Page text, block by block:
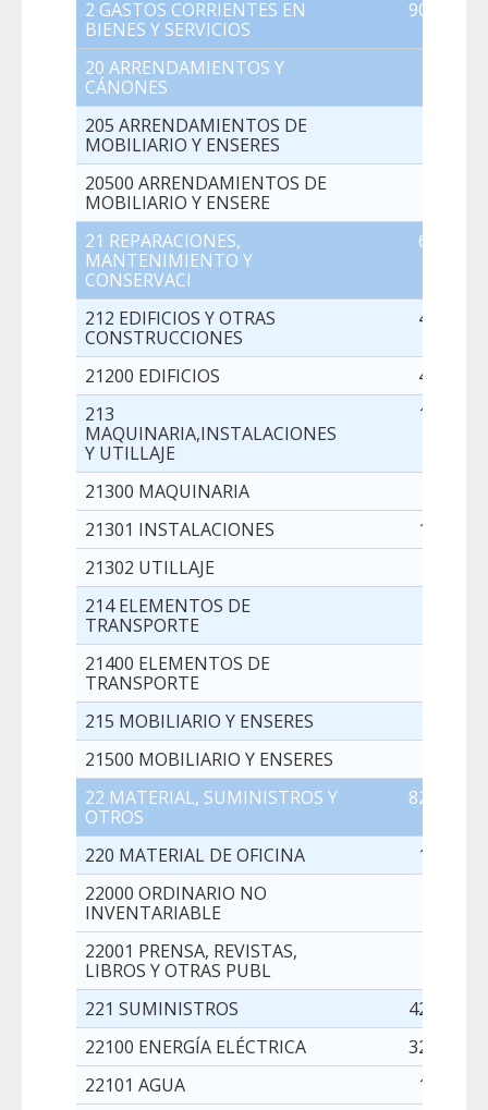
2 GASTOS CORRIENTES EN
BIENES Y SERVICIOS
20 ARRENDAMIENTOS Y
CÁNONES
205 ARRENDAMIENTOS DE
MOBILIARIO Y ENSERES
20500 ARRENDAMIENTOS DE
MOBILIARIO Y ENSERE
21 REPARACIONES,
MANTENIMIENTO Y
CONSERVACI
212 EDIFICIOS Y OTRAS
CONSTRUCCIONES
21200 EDIFICIOS
213
MAQUINARIA,INSTALACIONES
Y UTILLAJE
21300 MAQUINARIA
21301 INSTALACIONES
21302 UTILLAJE
214 ELEMENTOS DE
TRANSPORTE
21400 ELEMENTOS DE
TRANSPORTE
215 MOBILIARIO Y ENSERES
21500 MOBILIARIO Y ENSERES
22 MATERIAL, SUMINISTROS Y
OTROS
220 MATERIAL DE OFICINA
22000 ORDINARIO NO
INVENTARIABLE
22001 PRENSA, REVISTAS,
LIBROS Y OTRAS PUBL
221 SUMINISTROS
22100 ENERGÍA ELÉCTRICA
22101 AGUA